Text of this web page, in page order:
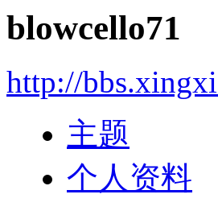
blowcello71
http://
主题
个人资料